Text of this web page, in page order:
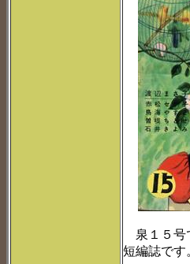
泉１５号
短編誌です